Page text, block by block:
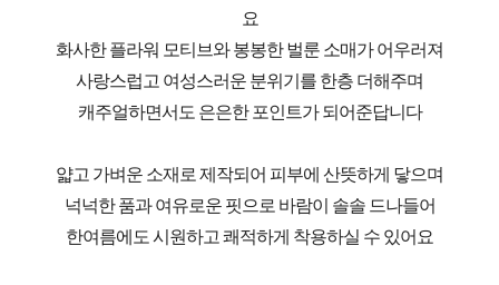
요
화사한 플라워 모티브와 봉봉한 벌룬 소매가 어우러져
사랑스럽고 여성스러운 분위기를 한층 더해주며
캐주얼하면서도 은은한 포인트가 되어준답니다
얇고 가벼운 소재로 제작되어 피부에 산뜻하게 닿으며
넉넉한 품과 여유로운 핏으로 바람이 솔솔 드나들어
한여름에도 시원하고 쾌적하게 착용하실 수 있어요